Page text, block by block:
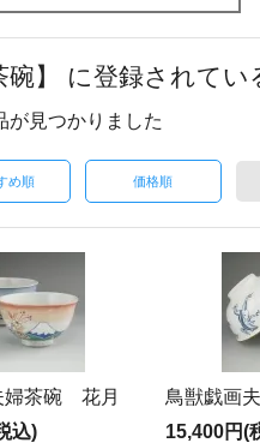
碗】 に登録されてい
が見つかりました
め順 価格順
婦茶碗 花月
込)
鳥獣戯画
15,400円(